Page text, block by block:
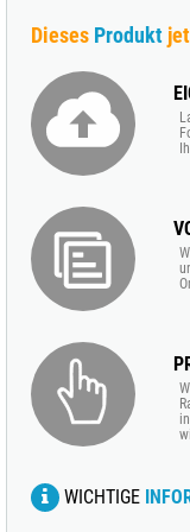
Dieses Produkt
WICHTIGE